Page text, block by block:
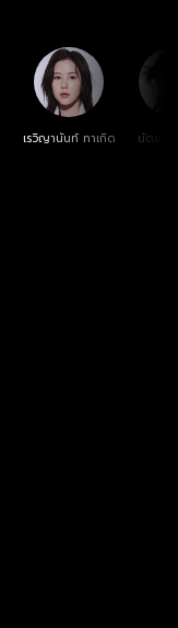
เรวิญานันท์ ทาเกิด นัตยา